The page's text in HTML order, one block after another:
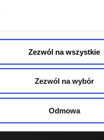
Zezwól na wszystkie
Zezwól na wybór
Odmowa
POLITYKA